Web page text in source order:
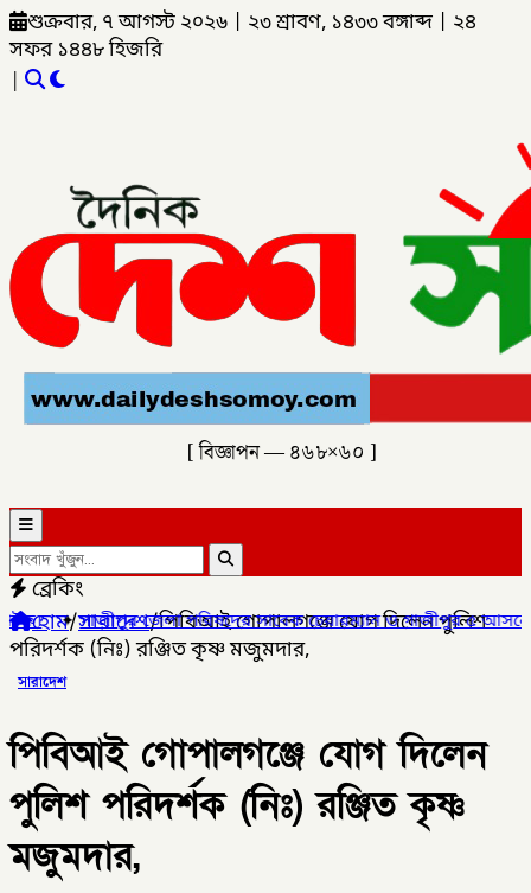
শুক্রবার, ৭ আগস্ট ২০২৬ ২৩ শ্রাবণ, ১৪৩৩ বঙ্গাব্দ
২৪
সফর ১৪৪৮ হিজরি
|
[ বিজ্ঞাপন — ৪৬৮×৬০ ]
ব্রেকিং
জেলা পরিষদের সাবেক চেয়ারম্যান ও গাজীপুর ৫ আসনের সাবেক
হোম/সারাদেশ/পিবিআই গোপালগঞ্জে যোগ দিলেন পুলিশ
পরিদর্শক (নিঃ) রঞ্জিত কৃষ্ণ মজুমদার,
সারাদেশ
পিবিআই গোপালগঞ্জে যোগ দিলেন
পুলিশ পরিদর্শক (নিঃ) রঞ্জিত কৃষ্ণ
মজুমদার,